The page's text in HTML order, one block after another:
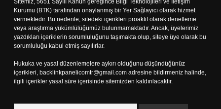
Sitemiz, 5651 Sayılı Kanun gereğince Bilgi Teknolojileri ve İletişim
Kurumu (BTK) tarafından onaylanmış bir Yer Sağlayıcı olarak hizmet
vermektedir. Bu nedenle, sitedeki içerikleri proaktif olarak denetleme
veya araştırma yükümlülüğümüz bulunmamaktadır. Ancak, üyelerimiz
yazdıkları içeriklerin sorumluluğunu taşımakta olup, siteye üye olarak bu
sorumluluğu kabul etmiş sayılırlar.
Hukuka ve yasal düzenlemelere aykırı olduğunu düşündüğünüz
içerikleri, backlinkpanelicomtr@gmail.com adresine bildirmeniz halinde,
ilgili içerikler yasal süre içerisinde sitemizden kaldırılacaktır.